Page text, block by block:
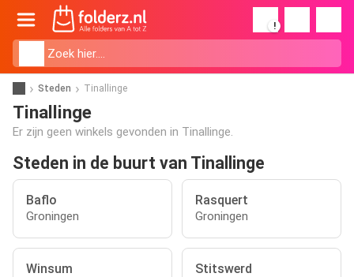
!
Steden Tinallinge
Tinallinge
Er zijn geen winkels gevonden in Tinallinge.
Steden in de buurt van Tinallinge
Baflo
Groningen
Rasquert
Groningen
Winsum Stitswerd